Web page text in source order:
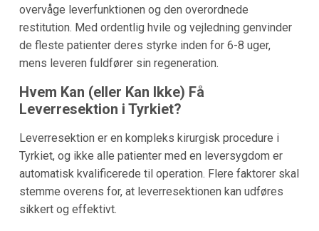
overvåge leverfunktionen og den overordnede
restitution. Med ordentlig hvile og vejledning genvinder
de fleste patienter deres styrke inden for 6-8 uger,
mens leveren fuldfører sin regeneration.
Hvem Kan (eller Kan Ikke) Få
Leverresektion i Tyrkiet?
Leverresektion er en kompleks kirurgisk procedure i
Tyrkiet, og ikke alle patienter med en leversygdom er
automatisk kvalificerede til operation. Flere faktorer skal
stemme overens for, at leverresektionen kan udføres
sikkert og effektivt.